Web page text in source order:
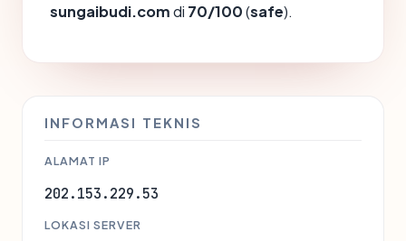
sungaibudi.comdi 70/100(safe).
INFORMASI TEKNIS
ALAMAT IP
202.153.229.53
LOKASI SERVER